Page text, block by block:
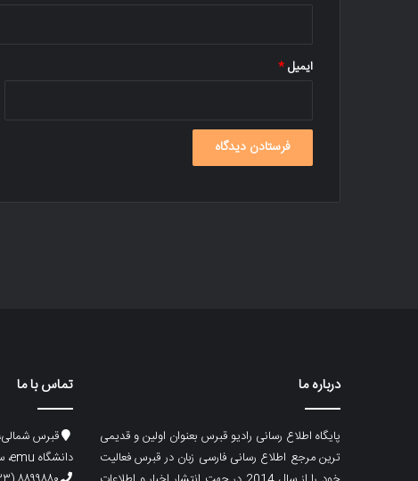
ایمیل*
درباره ما
پایگاه اطلاع رسانی رادیو قبرس بعنوان اولین و قدیمی
ترین مرجع اطلاع رسانی فارسی زبان در قبرس فعالیت
تماس با ما
قبرس
دانشگاه emu، ساختمان ماگری، پلاک۲